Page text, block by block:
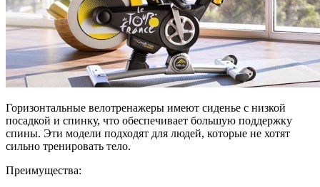
Горизонтальные велотренажеры имеют сиденье с низкой
посадкой и спинку, что обеспечивает большую поддержку
спины. Эти модели подходят для людей, которые не хотят
сильно тренировать тело.
Преимущества: